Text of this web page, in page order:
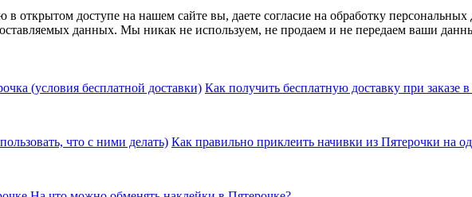
доступе на нашем сайте вы, даете согласие на обработку персональных
данных. Мы никак не используем, не продаем и не передаем ваши
Как получить бесплатную доставку при заказе
Как правильно приклеить начивки из Пятерочки на